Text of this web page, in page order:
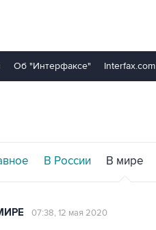
Об "Интерфаксе" Interfax.com
В России В мире
07:38, 12 мая 2020